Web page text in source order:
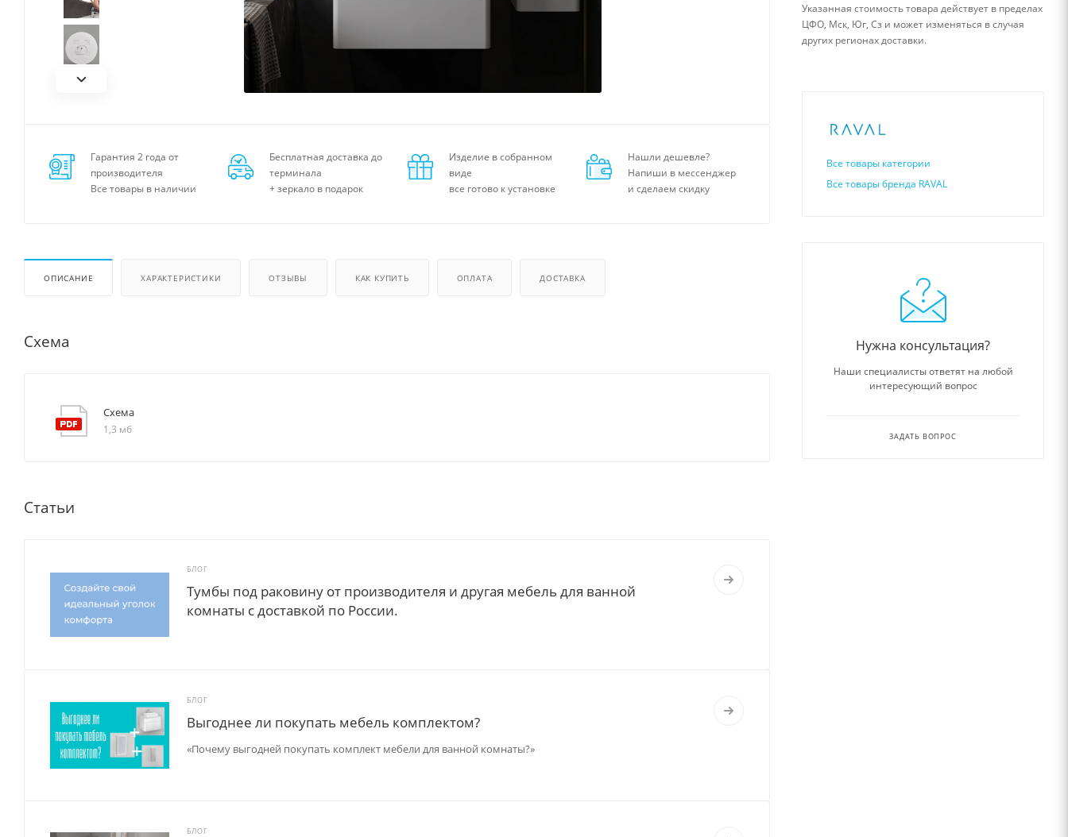
Гарантия 2 года от
производителя
Все товары в наличии
Бесплатная доставка до
терминала
+ зеркало в подарок
Изделие в собранном
виде
все готово к установке
Нашли дешевле?
Напиши в мессенджер
и сделаем скидку
ОПИСАНИЕ ХАРАКТЕРИСТИКИ ОТЗЫВЫ КАК КУПИТЬ ОПЛАТА ДОСТАВКА
Схема
Схема
1,3 мб
Статьи
БЛОГ
Тумбы под раковину от производителя и другая мебель для ванной
комнаты с доставкой по России.
БЛОГ
Выгоднее ли покупать мебель комплектом?
«Почему выгодней покупать комплект мебели для ванной комнаты?»
БЛОГ
Указанная стоимость товара действует в пределах
ЦФО, Мск, Юг, Сз и может изменяться в случая
других регионах доставки.
Все товары категории
Все товары бренда RAVAL
Нужна консультация?
Наши специалисты ответят на любой
интересующий вопрос
ЗАДАТЬ ВОПРОС